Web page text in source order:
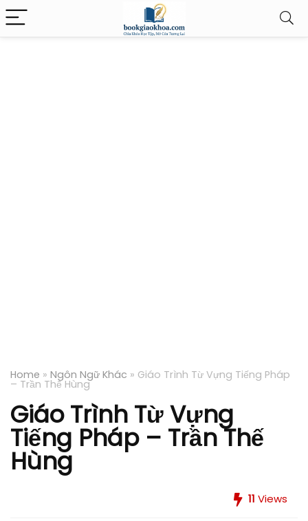
Home » Ngôn Ngữ Khác » Giáo Trình Từ Vựng Tiếng Pháp
– Trần Thế Hùng
Giáo Trình Từ Vựng
Tiếng Pháp – Trần Thế
Hùng
11 Views